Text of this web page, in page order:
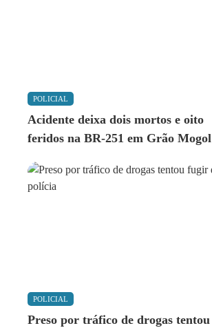
POLICIAL
Acidente deixa dois mortos e oito
feridos na BR-251 em Grão Mogol
POLICIAL
Preso por tráfico de drogas tentou